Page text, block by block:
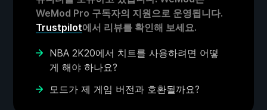
WeMod Pro 구독자의 지원으로 운영됩니다.
Trustpilot에서 리뷰를 확인해 보세요.
NBA 2K20에서 치트를 사용하려면 어떻
게 해야 하나요?
모드가 제 게임 버전과 호환될까요?